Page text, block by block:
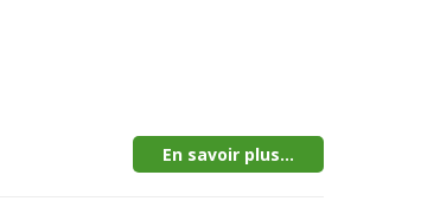
En savoir plus...